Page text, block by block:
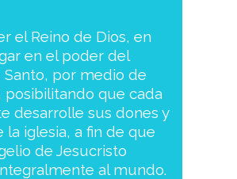
el Reino de Dios, en
en el poder del
Santo, por medio de
posibilitando que cada
desarrolle sus dones y
la iglesia, a fin de que
de Jesucristo
al mundo.